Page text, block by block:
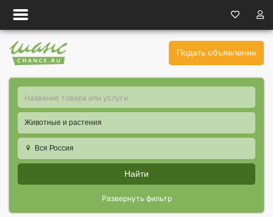
Подать объявление
Животные и растения
Вся Россия
Найти
Развернуть фильтр